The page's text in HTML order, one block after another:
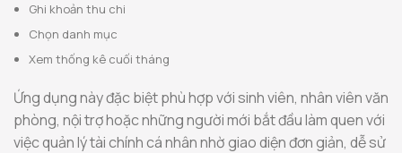
Ghi khoản thu chi
Chọn danh mục
Xem thống kê cuối tháng
Ứng dụng này đặc biệt phù hợp với sinh viên, nhân viên văn
phòng, nội trợ hoặc những người mới bắt đầu làm quen với
việc quản lý tài chính cá nhân nhờ giao diện đơn giản, dễ sử